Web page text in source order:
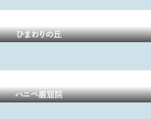
ひまわりの丘
ハニベ巌窟院